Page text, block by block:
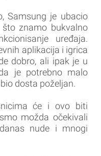
Samsung je ubacio
znamo bukvalno
uređaja.
aplikacija i igrica
dobro, ali ipak je u
je potrebno malo
dosta poželjan.
će i ovo biti
možda očekivali
nude i mnogi